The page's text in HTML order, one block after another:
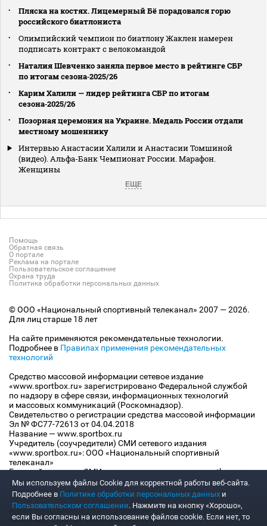
Пляска на костях. Лицемерный Бё порадовался горю
российского биатлониста
Олимпийский чемпион по биатлону Жаклен намерен
подписать контракт с велокомандой
Наталия Шевченко заняла первое место в рейтинге СБР
по итогам сезона‑2025/26
Карим Халили — лидер рейтинга СБР по итогам
сезона‑2025/26
Позорная церемония на Украине. Медаль России отдали
местному мошеннику
Интервью Анастасии Халили и Анастасии Томшиной
(видео). Альфа-Банк Чемпионат России. Марафон.
Женщины
ЕЩЕ
Помощь
Обратная связь
О портале
Реклама на портале
Пользовательское соглашение
Охрана труда
Политика обработки персональных данных
© ООО «Национальный спортивный телеканал» 2007 — 2026.
Для лиц старше 18 лет
На сайте применяются рекомендательные технологии.
Подробнее в Правилах применения рекомендательных
технологий
Средство массовой информации сетевое издание
«www.sportbox.ru» зарегистрировано Федеральной службой
по надзору в сфере связи, информационных технологий
и массовых коммуникаций (Роскомнадзор).
Свидетельство о регистрации средства массовой информации
Эл № ФС77-72613 от 04.04.2018
Название — www.sportbox.ru
Учредитель (соучредители) СМИ сетевого издания
«www.sportbox.ru»: ООО «Национальный спортивный
телеканал»
Главный редактор СМИ сетевого издания «www.sportbox.ru»:
Конов В.А.
Номер телефона редакции СМИ сетевого издания
«www.sportbox.ru»: +7 (495) 653 8419
Адрес электронной почты редакции СМИ сетевого издания
«www.sportbox.ru»: editor@sportbox.ru
Мы используем файлы Сookie для корректной работы веб-сайта.
Подробнее в Политике обработки персональных данных и
Пользовательском соглашении. Нажмите на кнопку «Хорошо»,
если Вы согласны на использование файлов cookie. Если нет, то